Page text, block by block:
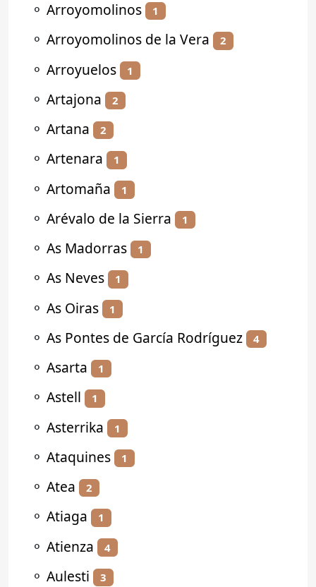
⚬ Arroyomolinos 1
⚬ Arroyomolinos de la Vera 2
⚬ Arroyuelos 1
⚬ Artajona 2
⚬ Artana 2
⚬ Artenara 1
⚬ Artomaña 1
⚬ Arévalo de la Sierra 1
⚬ As Madorras 1
⚬ As Neves 1
⚬ As Oiras 1
⚬ As Pontes de García Rodríguez 4
⚬ Asarta 1
⚬ Astell 1
⚬ Asterrika 1
⚬ Ataquines 1
⚬ Atea 2
⚬ Atiaga 1
⚬ Atienza 4
⚬ Aulesti 3